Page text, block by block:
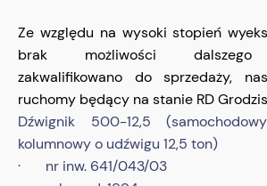
Ze względu na wysoki stopień
brak możliwości dalszego
zakwalifikowano do sprzedaży,
ruchomy będący na stanie RD
Dźwignik 500-12,5
kolumnowy o udźwigu 12,5 ton)
· nr inw. 641/043/03